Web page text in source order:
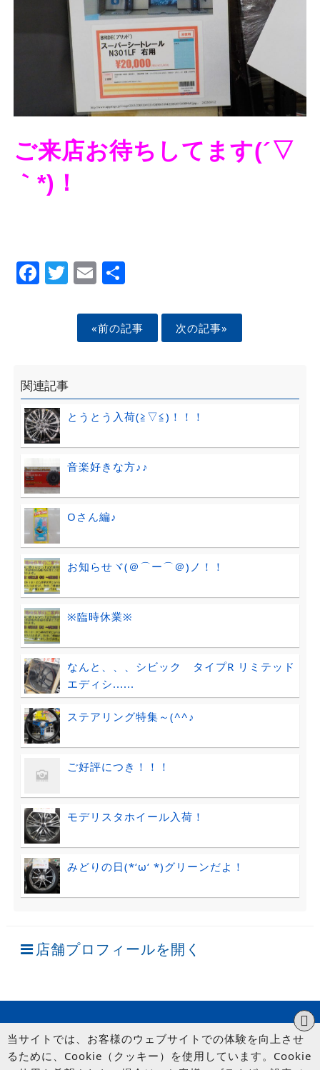
ご来店お待ちしてます(´▽
｀*)！
Facebook
Twitter
EmailShare
«前の記事 次の記事»
関連記事
とうとう入荷(≧▽≦)！！！
音楽好きな方♪♪
Oさん編♪
お知らせヾ(＠⌒ー⌒＠)ノ！！
※臨時休業※
なんと、、、シビック タイプR リミテッド
エディシ......
ステアリング特集～(^^♪
ご好評につき！！！
モデリスタホイール入荷！
みどりの日(*‘ω‘ *)グリーンだよ！
店舗プロフィールを開く
当サイトでは、お客様のウェブサイトでの体験を向上させ
るために、Cookie（クッキー）を使用しています。Cookie